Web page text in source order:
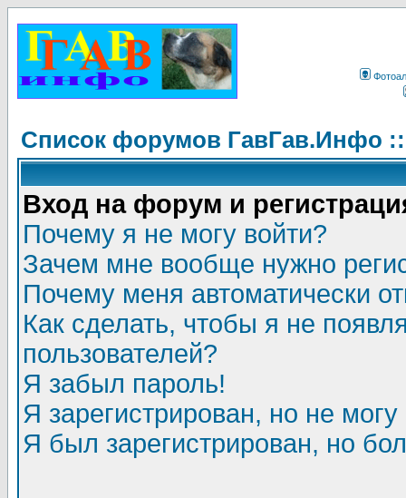
Список форумов ГавГав.Инфо
Вход на форум и
Почему я не могу войти?
Зачем мне вообще нужно
Почему меня автоматически
Как сделать, чтобы я не
пользователей?
Я забыл пароль!
Я зарегистрирован, но не могу
Я был зарегистрирован, но